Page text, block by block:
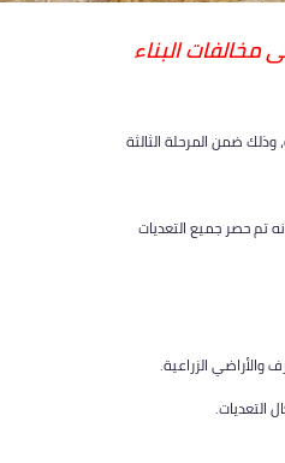
مخالفات البناء
وذلك ضمن المرحلة الثالثة
تم حصر جميع التعديات
والأراضي الزراعية.
التعديات.